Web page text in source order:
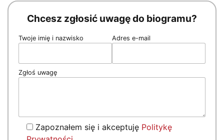
Chcesz zgłosić uwagę do biogramu?
Twoje imię i nazwisko Adres e-mail
Zgłoś uwagę
Zapoznałem się i akceptuję Politykę